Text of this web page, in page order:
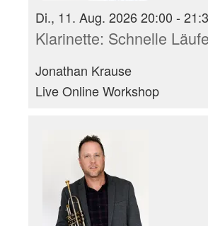
Di., 11. Aug. 2026 20:00 -
Klarinette: Schnelle
Jonathan Krause
Live Online Workshop